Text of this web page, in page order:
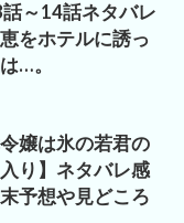
～14話ネタバレ
をホテルに誘っ
…。
令嬢は氷の若君の
り】ネタバレ感
予想や見どころ